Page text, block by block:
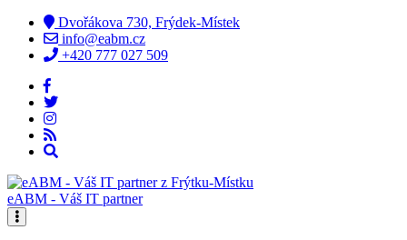
Dvořákova 730, Frýdek-Místek
info@eabm.cz
+420 777 027 509
eABM - Váš IT partner